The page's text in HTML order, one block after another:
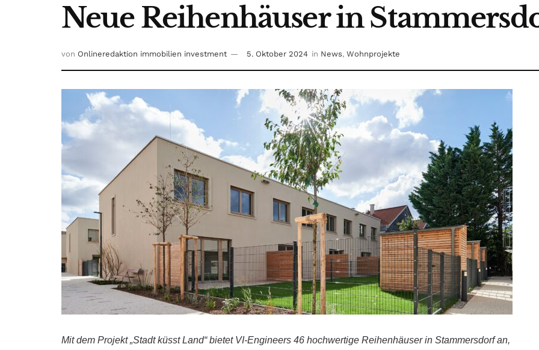
Neue Reihenhäuser in
von Onlineredaktion immobilien investment 5. Oktober 2024 in News, Wohnprojekte
Mit dem Projekt „Stadt küsst Land“ bietet VI-Engineers 46 hochwertige Reihenhäuser in Stammersdorf an,